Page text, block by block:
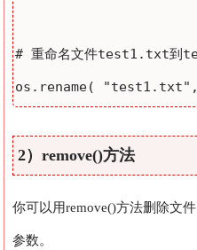
# 重命名文件test1.txt到
2）remove()方法
你可以用remove()方法删除文
参数。